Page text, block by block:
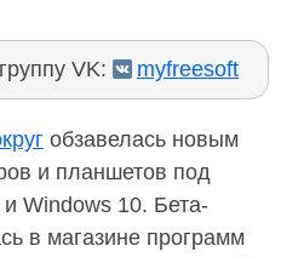
VK: myfreesoft
обзавелась новым
и планшетов под
Windows 10. Бета-
в магазине программ